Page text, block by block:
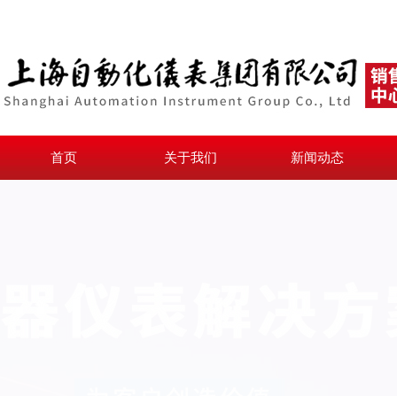
首页 关于我们 新闻动态